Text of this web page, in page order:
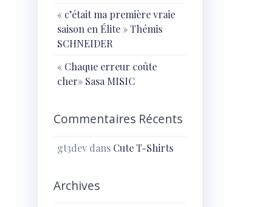
« c’était ma première vraie
saison en Élite » Thémis
SCHNEIDER
« Chaque erreur coûte
cher» Sasa MISIC
Commentaires Récents
gt3dev dans Cute T-Shirts
Archives